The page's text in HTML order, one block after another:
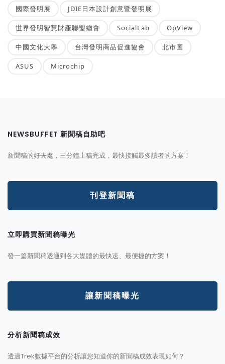
國際發明展 JDIE日本設計創意暨發明展
世界發明智慧財產聯盟總會 SocialLab OpView
中國文化大學 台灣發明商品促進協會 北市圖
ASUS Microchip
NEWSBUFFET 新聞稿自助吧
新聞稿的好去處，三分鐘上稿完成，最快接觸最多讀者的方案！
刊登新聞稿
立即購買新聞稿曝光
發一篇新聞稿透通到各大媒體的最快速、最便捷的方案！
讓新聞稿曝光
分析新聞稿成效
透過Trek數據平台的分析讓您知道你的新聞稿成效表現如何？